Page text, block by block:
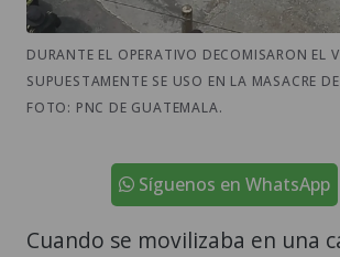
DURANTE EL OPERATIVO DECOMISARON EL
SUPUESTAMENTE SE USO EN LA MASACRE
FOTO: PNC DE GUATEMALA.
Síguenos en WhatsApp
Cuando se movilizaba en una